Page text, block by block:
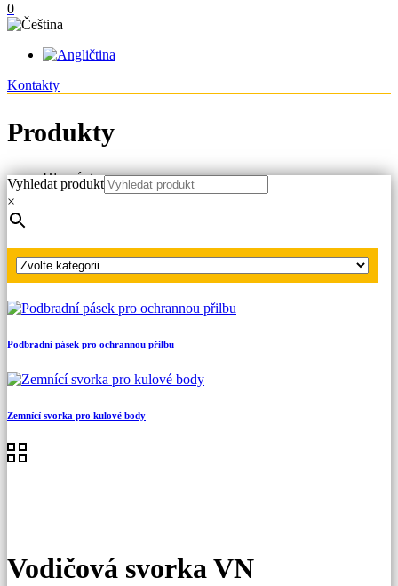
0
Kontakty
Produkty
Hlavní strana
Produkty
Vyhledat produkt
×
Podbradní pásek pro ochrannou přilbu
Zemnící svorka pro kulové body
Vodičová svorka VN